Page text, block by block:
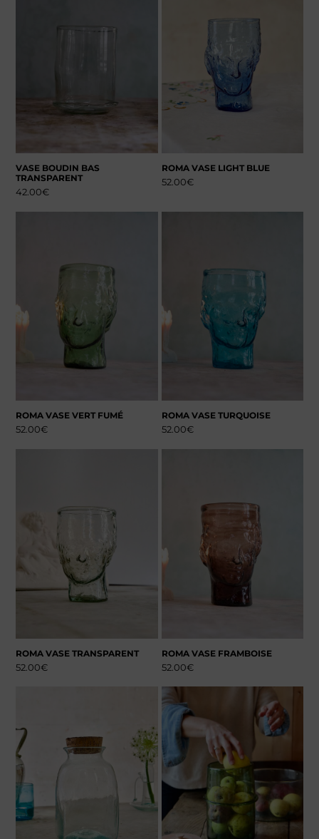
VASE BOUDIN BAS
TRANSPARENT
42.00€
ROMA VASE LIGHT BLUE
52.00€
ROMA VASE VERT FUMÉ
52.00€
ROMA VASE TURQUOISE
52.00€
ROMA VASE TRANSPARENT
52.00€
ROMA VASE FRAMBOISE
52.00€